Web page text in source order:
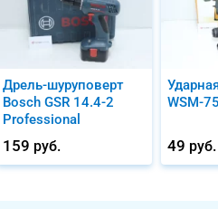
Дрель-шуруповерт
Bosch GSR 14.4-2
Professional
159 руб.
WSM-
49 руб.